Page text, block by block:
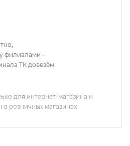
филиалами -
ТК довезём
для интернет-магазина и
в розничных магазинах